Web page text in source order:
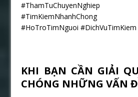
#ThamTuChuyenNghiep
#TimKiemNhanhChong
#HoTroTimNguoi
KHI BẠN CẦN GIẢI
CHÓNG NHỮNG VẤN